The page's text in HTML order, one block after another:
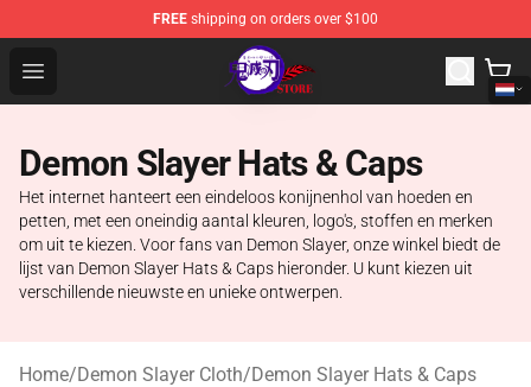
FREE shipping on orders over $100
Open menu
Kimetsu no Yaiba Store - Official Kimetsu no Yaiba
Demon Slayer Hats & Caps
Het internet hanteert een eindeloos konijnenhol van hoeden en
petten, met een oneindig aantal kleuren, logo's, stoffen en merken
om uit te kiezen. Voor fans van Demon Slayer, onze winkel biedt de
lijst van Demon Slayer Hats & Caps hieronder. U kunt kiezen uit
verschillende nieuwste en unieke ontwerpen.
Home/Demon Slayer Cloth/Demon Slayer Hats & Caps